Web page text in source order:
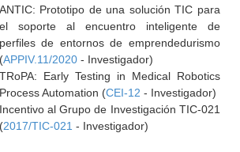
ANTIC: Prototipo de una solución TIC para
el soporte al encuentro inteligente de
perfiles de entornos de emprendedurismo
(APPIV.11/2020- Investigador)
TRoPA: Early Testing in Medical Robotics
Process Automation (CEI-12 - Investigador)
Incentivo al Grupo de Investigación TIC-021
(2017/TIC-021 - Investigador)